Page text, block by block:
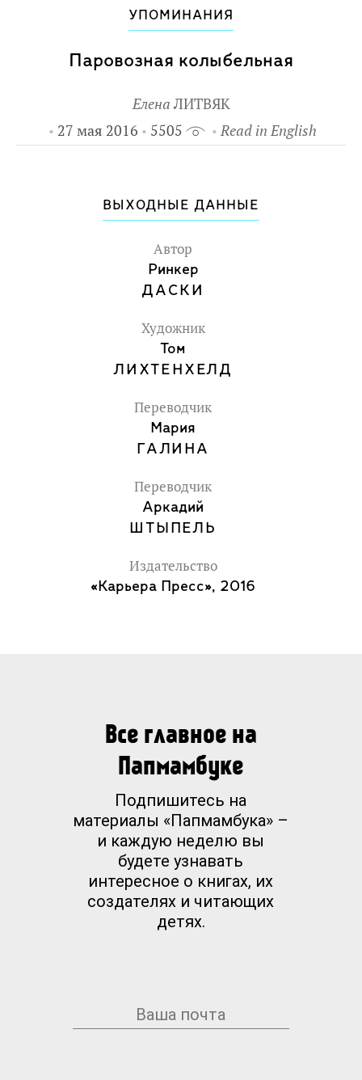
УПОМИНАНИЯ
Паровозная колыбельная
Елена ЛИТВЯК
27 мая 2016
5505 Read in English
ВЫХОДНЫЕ ДАННЫЕ
Автор
Ринкер
ДАСКИ
Художник
Том
ЛИХТЕНХЕЛД
Переводчик
Мария
ГАЛИНА
Переводчик
Аркадий
ШТЫПЕЛЬ
Издательство
«Карьера Пресс», 2016
Все главное на
Папмамбуке
Подпишитесь на
материалы «Папмамбука» –
и каждую неделю вы
будете узнавать
интересное о книгах, их
создателях и читающих
детях.